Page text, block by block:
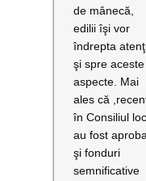
de mânecă,
edilii îşi vor
îndrepta
şi spre aceste
aspecte. Mai
ales că
în Consiliul
au fost
şi fonduri
semnificative